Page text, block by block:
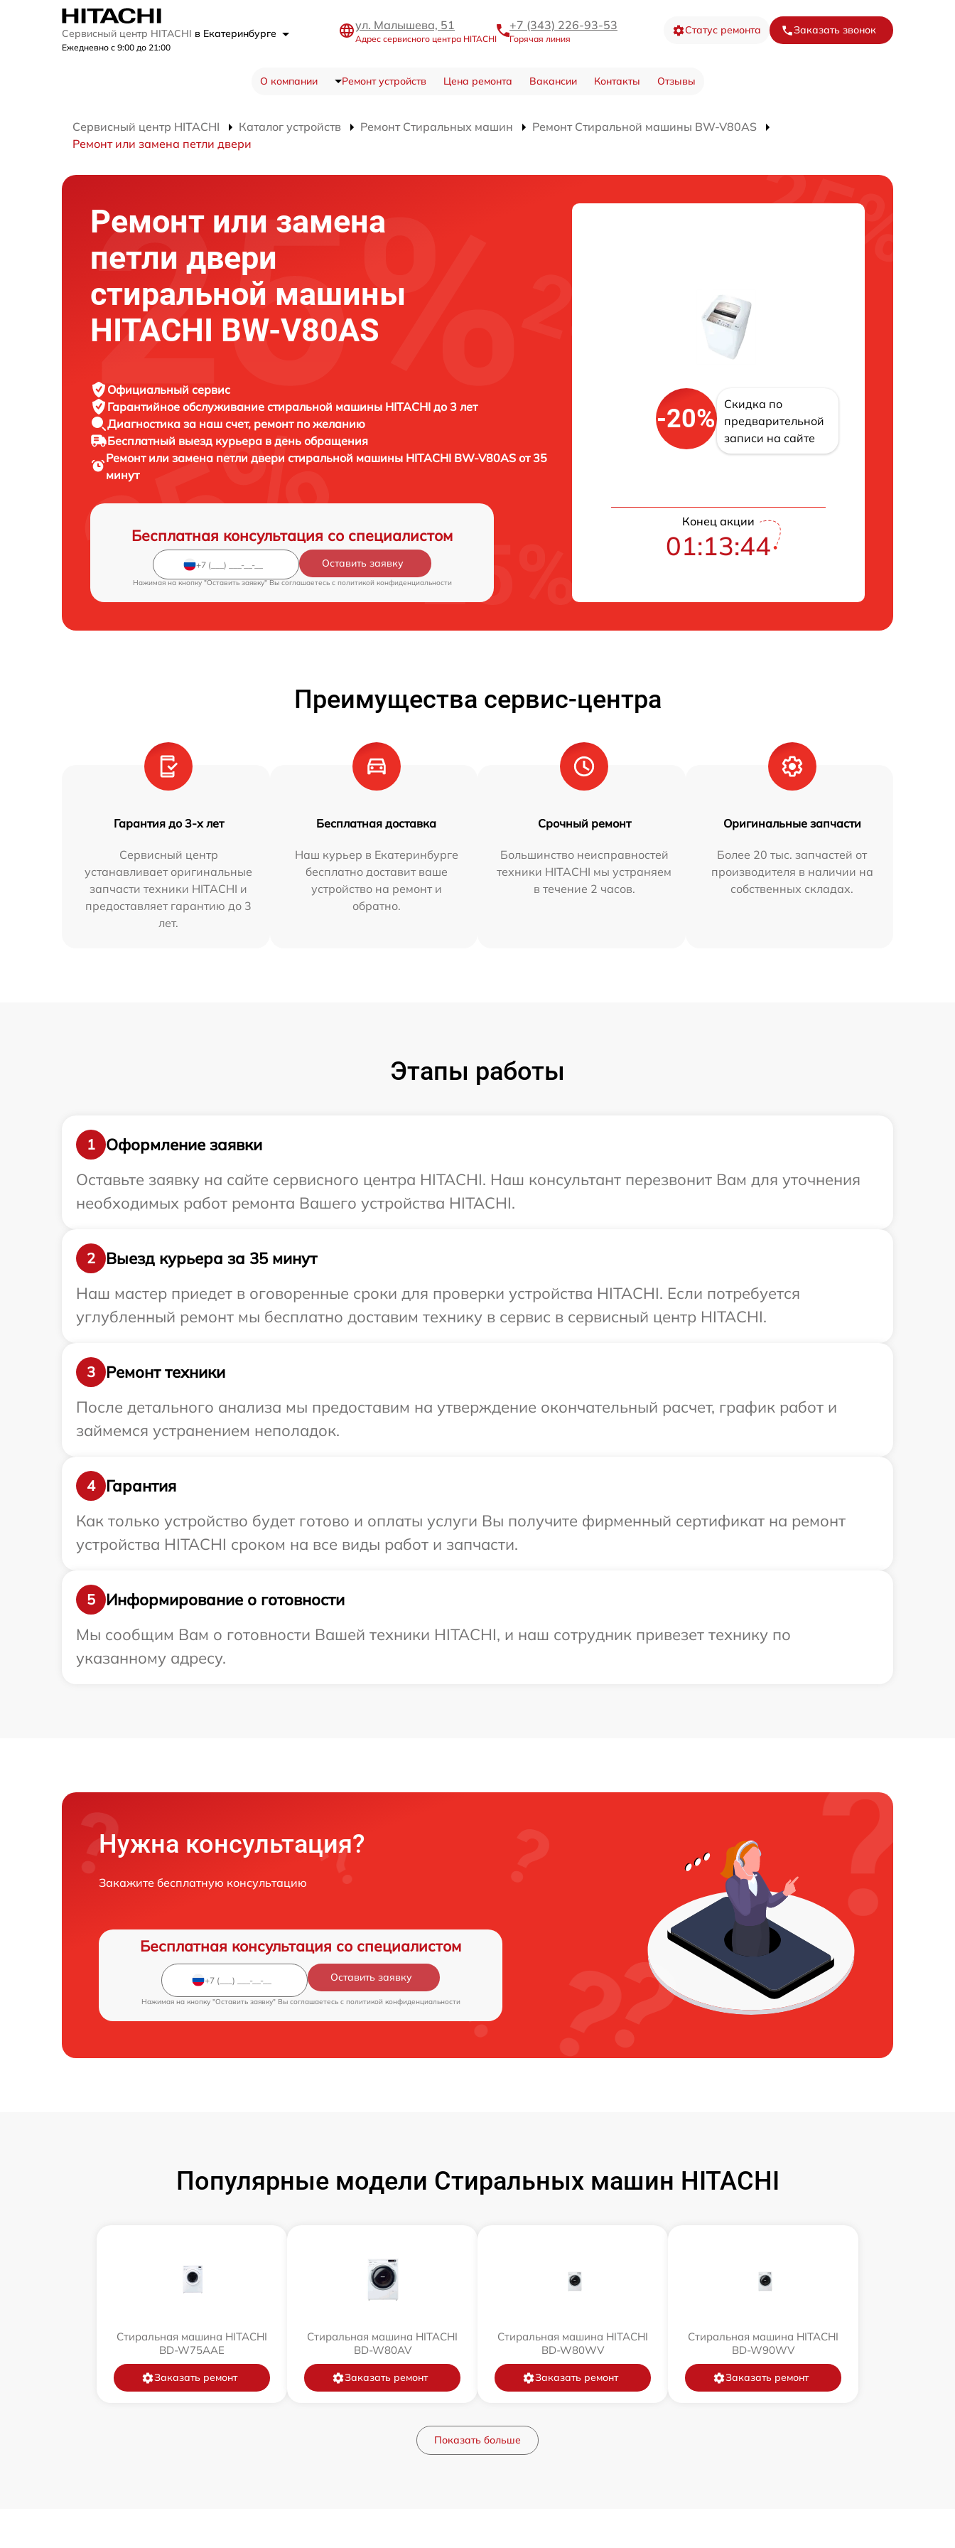
Сервисный центр HITACHI в Екатеринбурге
Ежедневно с 9:00 до 21:00
ул. Малышева, 51
Адрес сервисного центра HITACHI
+7 (343) 226-93-53
Горячая линия
Статус ремонта Заказать звонок
О компании Ремонт устройств Цена ремонта Вакансии Контакты Отзывы
Сервисный центр HITACHI Каталог устройств Ремонт Стиральных машин
Ремонт Стиральной машины BW-V80AS
Ремонт или замена петли двери
Ремонт или замена
петли двери
стиральной машины
HITACHI BW-V80AS
Официальный сервис
Гарантийное обслуживание стиральной машины HITACHI до 3 лет
Диагностика за наш счет, ремонт по желанию
Бесплатный выезд курьера в день обращения
Ремонт или замена петли двери стиральной машины HITACHI BW-V80AS от 35
минут
Бесплатная консультация со специалистом
Оставить заявку
Нажимая на кнопку "Оставить заявку" Вы соглашаетесь c политикой конфиденциальности
-20%
Скидка по
предварительной
записи на сайте
Конец акции
01:13:43
Преимущества сервис-центра
Гарантия до 3-х лет
Сервисный центр
устанавливает оригинальные
запчасти техники HITACHI и
предоставляет гарантию до 3
лет.
Бесплатная доставка
Наш курьер в Екатеринбурге
бесплатно доставит ваше
устройство на ремонт и
обратно.
Срочный ремонт
Большинство неисправностей
техники HITACHI мы устраняем
в течение 2 часов.
Оригинальные запчасти
Более 20 тыс. запчастей от
производителя в наличии на
собственных складах.
Этапы работы
1
Оформление заявки
Оставьте заявку на сайте сервисного центра HITACHI. Наш консультант перезвонит Вам для уточнения
необходимых работ ремонта Вашего устройства HITACHI.
2
Выезд курьера за 35 минут
Наш мастер приедет в оговоренные сроки для проверки устройства HITACHI. Если потребуется
углубленный ремонт мы бесплатно доставим технику в сервис в сервисный центр HITACHI.
3
Ремонт техники
После детального анализа мы предоставим на утверждение окончательный расчет, график работ и
займемся устранением неполадок.
4
Гарантия
Как только устройство будет готово и оплаты услуги Вы получите фирменный сертификат на ремонт
устройства HITACHI сроком на все виды работ и запчасти.
5
Информирование о готовности
Мы сообщим Вам о готовности Вашей техники HITACHI, и наш сотрудник привезет технику по
указанному адресу.
Нужна консультация?
Закажите бесплатную консультацию
Бесплатная консультация со специалистом
Оставить заявку
Нажимая на кнопку "Оставить заявку" Вы соглашаетесь c политикой конфиденциальности
Популярные модели Стиральных машин HITACHI
Стиральная машина HITACHI
BD-W75AAE
Заказать ремонт
Стиральная машина HITACHI
BD-W80AV
Заказать ремонт
Стиральная машина HITACHI
BD-W80WV
Заказать ремонт
Стиральная машина HITACHI
BD-W90WV
Заказать ремонт
Показать больше